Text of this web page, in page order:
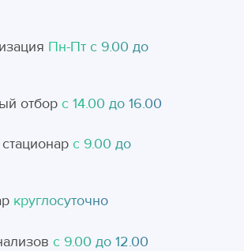
Пн-Пт с 9.00 до
отбор с 14.00 до 16.00
с 9.00 до
круглосуточно
с 9.00 до 12.00